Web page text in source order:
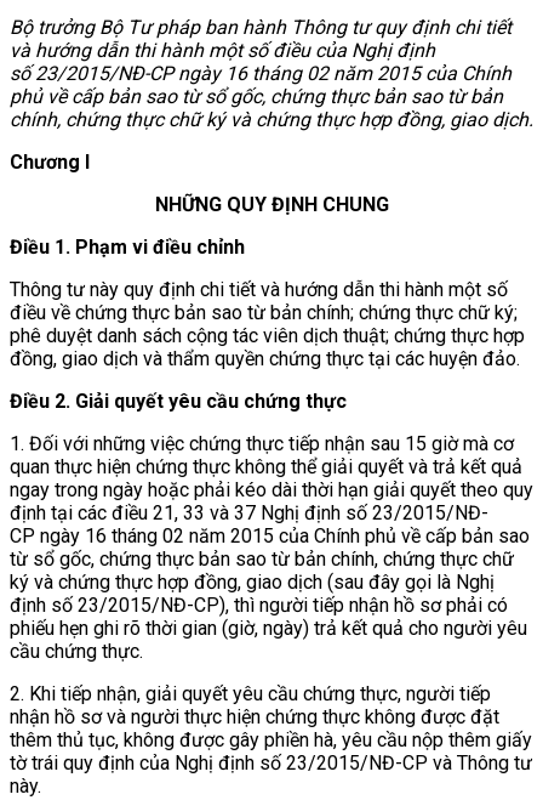
Bộ trưởng Bộ Tư pháp ban hành Thông tư quy định chi tiết
và hướng dẫn thi hành một số điều của Nghị định
số 23/2015/NĐ-CP ngày 16 tháng 02 năm 2015 của Chính
phủ về cấp bản sao từ sổ gốc, chứng thực bản sao từ bản
chính, chứng thực chữ ký và chứng thực hợp đồng, giao dịch.
Chương I
NHỮNG QUY ĐỊNH CHUNG
Điều 1. Phạm vi điều chỉnh
Thông tư này quy định chi tiết và hướng dẫn thi hành một số
điều về chứng thực bản sao từ bản chính; chứng thực chữ ký;
phê duyệt danh sách cộng tác viên dịch thuật; chứng thực hợp
đồng, giao dịch và thẩm quyền chứng thực tại các huyện đảo.
Điều 2. Giải quyết yêu cầu chứng thực
1. Đối với những việc chứng thực tiếp nhận sau 15 giờ mà cơ
quan thực hiện chứng thực không thể giải quyết và trả kết quả
ngay trong ngày hoặc phải kéo dài thời hạn giải quyết theo quy
định tại các điều 21, 33 và 37 Nghị định số 23/2015/NĐ-
CP ngày 16 tháng 02 năm 2015 của Chính phủ về cấp bản sao
từ sổ gốc, chứng thực bản sao từ bản chính, chứng thực chữ
ký và chứng thực hợp đồng, giao dịch (sau đây gọi là Nghị
định số 23/2015/NĐ-CP), thì người tiếp nhận hồ sơ phải có
phiếu hẹn ghi rõ thời gian (giờ, ngày) trả kết quả cho người yêu
cầu chứng thực.
2. Khi tiếp nhận, giải quyết yêu cầu chứng thực, người tiếp
nhận hồ sơ và người thực hiện chứng thực không được đặt
thêm thủ tục, không được gây phiền hà, yêu cầu nộp thêm giấy
tờ trái quy định của Nghị định số 23/2015/NĐ-CP và Thông tư
này.